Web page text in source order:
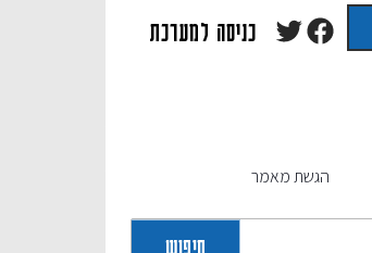
חיפוש
כניסה למערכת
הגשת מאמר